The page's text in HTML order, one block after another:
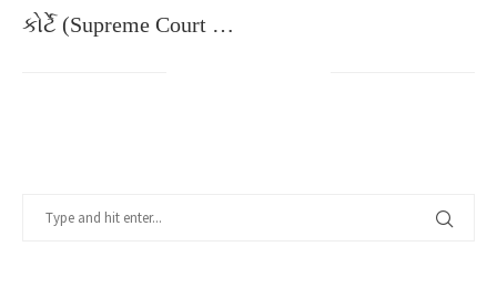
કોર્ટે (Supreme Court …